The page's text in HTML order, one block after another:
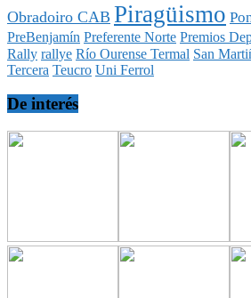
Obradoiro CAB Piragüismo
PreBenjamín Preferente Norte Premios
Rally rallye Río Ourense Termal San
Tercera Teucro Uni Ferrol
De interés